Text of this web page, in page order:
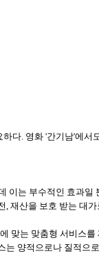
다. 영화 '간기남'에서
이는 부수적인 효과일
재산을 보호 받는 대가
맞는 맞춤형 서비스
양적으로나 질적으